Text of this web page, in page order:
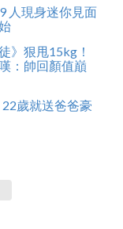
人現身迷你見面
》狠甩15kg！
：帥回顏值巔
歲就送爸爸豪